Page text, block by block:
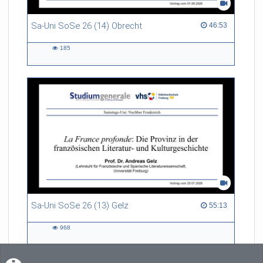
Sa-Uni SoSe 26 (14) Obrecht 46:53
46:53 duration
185
Sa-Uni SoSe 26 (13) Gelz 55:13
55:13 duration
968